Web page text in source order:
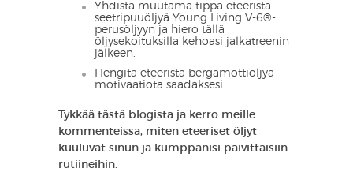
Yhdistä muutama tippa eteeristä
seetripuuöljyä Young Living V-6®-
perusöljyyn ja hiero tällä
öljysekoituksilla kehoasi jalkatreenin
jälkeen.
Hengitä eteeristä bergamottiöljyä
motivaatiota saadaksesi.
Tykkää tästä blogista ja kerro meille
kommenteissa, miten eteeriset öljyt
kuuluvat sinun ja kumppanisi päivittäisiin
rutiineihin.